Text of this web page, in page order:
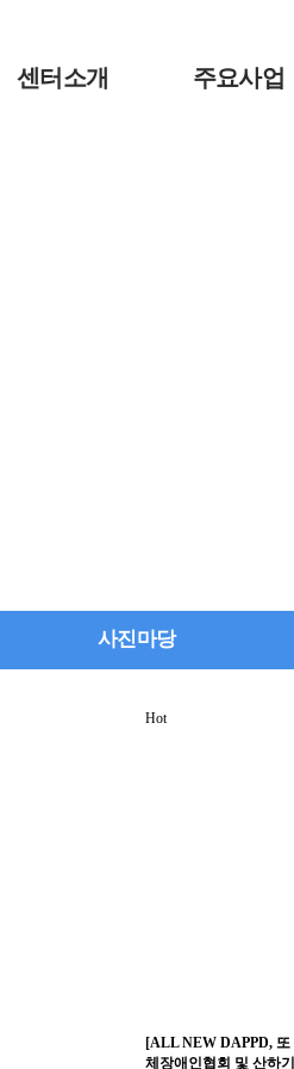
센터소개 주요사업
사진마당
Hot
[ALL NEW DAPPD, 또
체장애인협회 및 산하